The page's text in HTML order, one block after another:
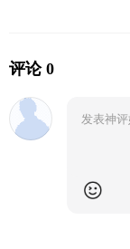
评论 0